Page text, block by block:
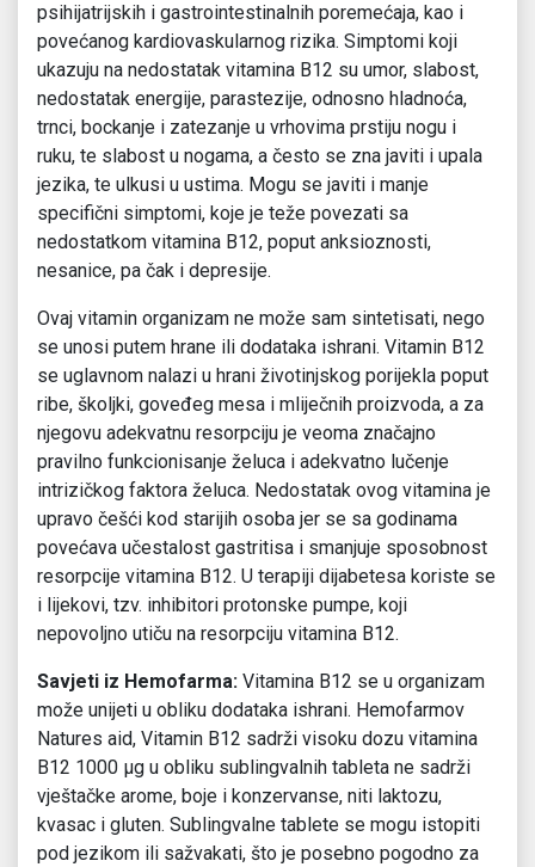
psihijatrijskih i gastrointestinalnih poremećaja, kao i
povećanog kardiovaskularnog rizika. Simptomi koji
ukazuju na nedostatak vitamina B12 su umor, slabost,
nedostatak energije, parastezije, odnosno hladnoća,
trnci, bockanje i zatezanje u vrhovima prstiju nogu i
ruku, te slabost u nogama, a često se zna javiti i upala
jezika, te ulkusi u ustima. Mogu se javiti i manje
specifični simptomi, koje je teže povezati sa
nedostatkom vitamina B12, poput anksioznosti,
nesanice, pa čak i depresije.
Ovaj vitamin organizam ne može sam sintetisati, nego
se unosi putem hrane ili dodataka ishrani. Vitamin B12
se uglavnom nalazi u hrani životinjskog porijekla poput
ribe, školjki, goveđeg mesa i mliječnih proizvoda, a za
njegovu adekvatnu resorpciju je veoma značajno
pravilno funkcionisanje želuca i adekvatno lučenje
intrizičkog faktora želuca. Nedostatak ovog vitamina je
upravo češći kod starijih osoba jer se sa godinama
povećava učestalost gastritisa i smanjuje sposobnost
resorpcije vitamina B12. U terapiji dijabetesa koriste se
i lijekovi, tzv. inhibitori protonske pumpe, koji
nepovoljno utiču na resorpciju vitamina B12.
Savjeti iz Hemofarma: Vitamina B12 se u organizam
može unijeti u obliku dodataka ishrani. Hemofarmov
Natures aid, Vitamin B12 sadrži visoku dozu vitamina
B12 1000 µg u obliku sublingvalnih tableta ne sadrži
vještačke arome, boje i konzervanse, niti laktozu,
kvasac i gluten. Sublingvalne tablete se mogu istopiti
pod jezikom ili sažvakati, što je posebno pogodno za